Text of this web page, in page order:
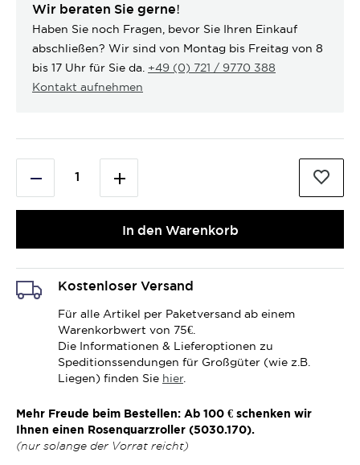
Wir beraten Sie gerne!
Haben Sie noch Fragen, bevor Sie Ihren Einkauf
abschließen? Wir sind von Montag bis Freitag von 8
bis 17 Uhr für Sie da. +49 (0) 721 / 9770 388
Kontakt aufnehmen
In den Warenkorb
Kostenloser Versand
Für alle Artikel per Paketversand ab einem
Warenkorbwert von 75€.
Die Informationen & Lieferoptionen zu
Speditionssendungen für Großgüter (wie z.B.
Liegen) finden Sie hier.
Mehr Freude beim Bestellen: Ab 100 € schenken wir
Ihnen einen Rosenquarzroller (5030.170).
(nur solange der Vorrat reicht)